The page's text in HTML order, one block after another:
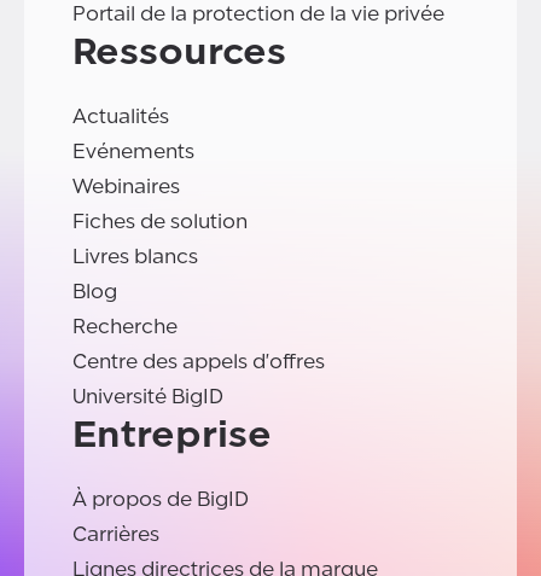
Portail de la protection de la vie privée
Ressources
Actualités
Evénements
Webinaires
Fiches de solution
Livres blancs
Blog
Recherche
Centre des appels d'offres
Université BigID
Entreprise
À propos de BigID
Carrières
Lignes directrices de la marque